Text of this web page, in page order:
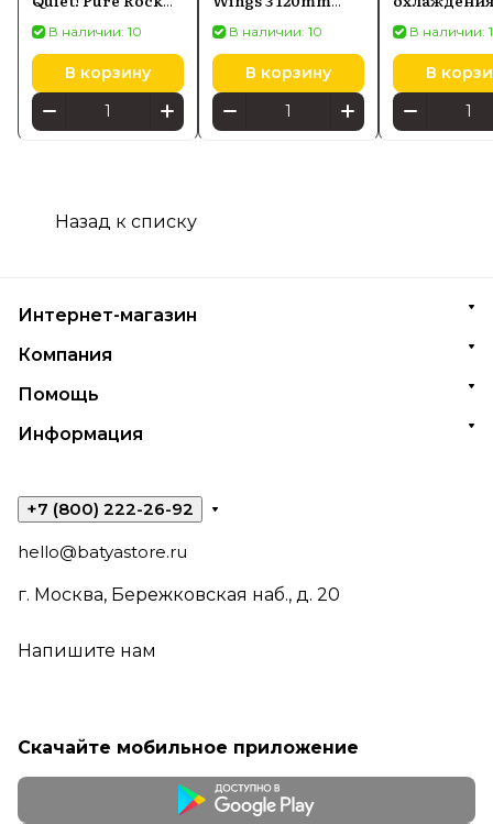
Pro 3В наличии: 10
В корзину
PWM Reverse
В наличии: 10
В корзину
Kraken Elite
RGB, AIO
чёрная
В наличии:
В
Назад к списку
Интернет-магазин
Компания
Помощь
Информация
+7 (800) 222-26-92
hello@batyastore.ru
г. Москва, Бережковская наб., д. 20
Напишите нам
Скачайте мобильное приложение